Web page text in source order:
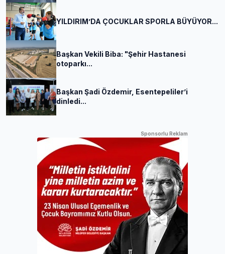
YILDIRIM’DA ÇOCUKLAR SPORLA BÜYÜYOR...
Başkan Vekili Biba: "Şehir Hastanesi
otoparkı...
Başkan Şadi Özdemir, Esentepeliler’i
dinledi...
Sponsorlu Reklam